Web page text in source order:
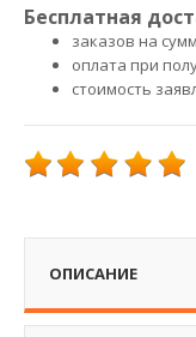
Бесплатная
заказов на
оплата при
стоимость
ОПИСАНИЕ